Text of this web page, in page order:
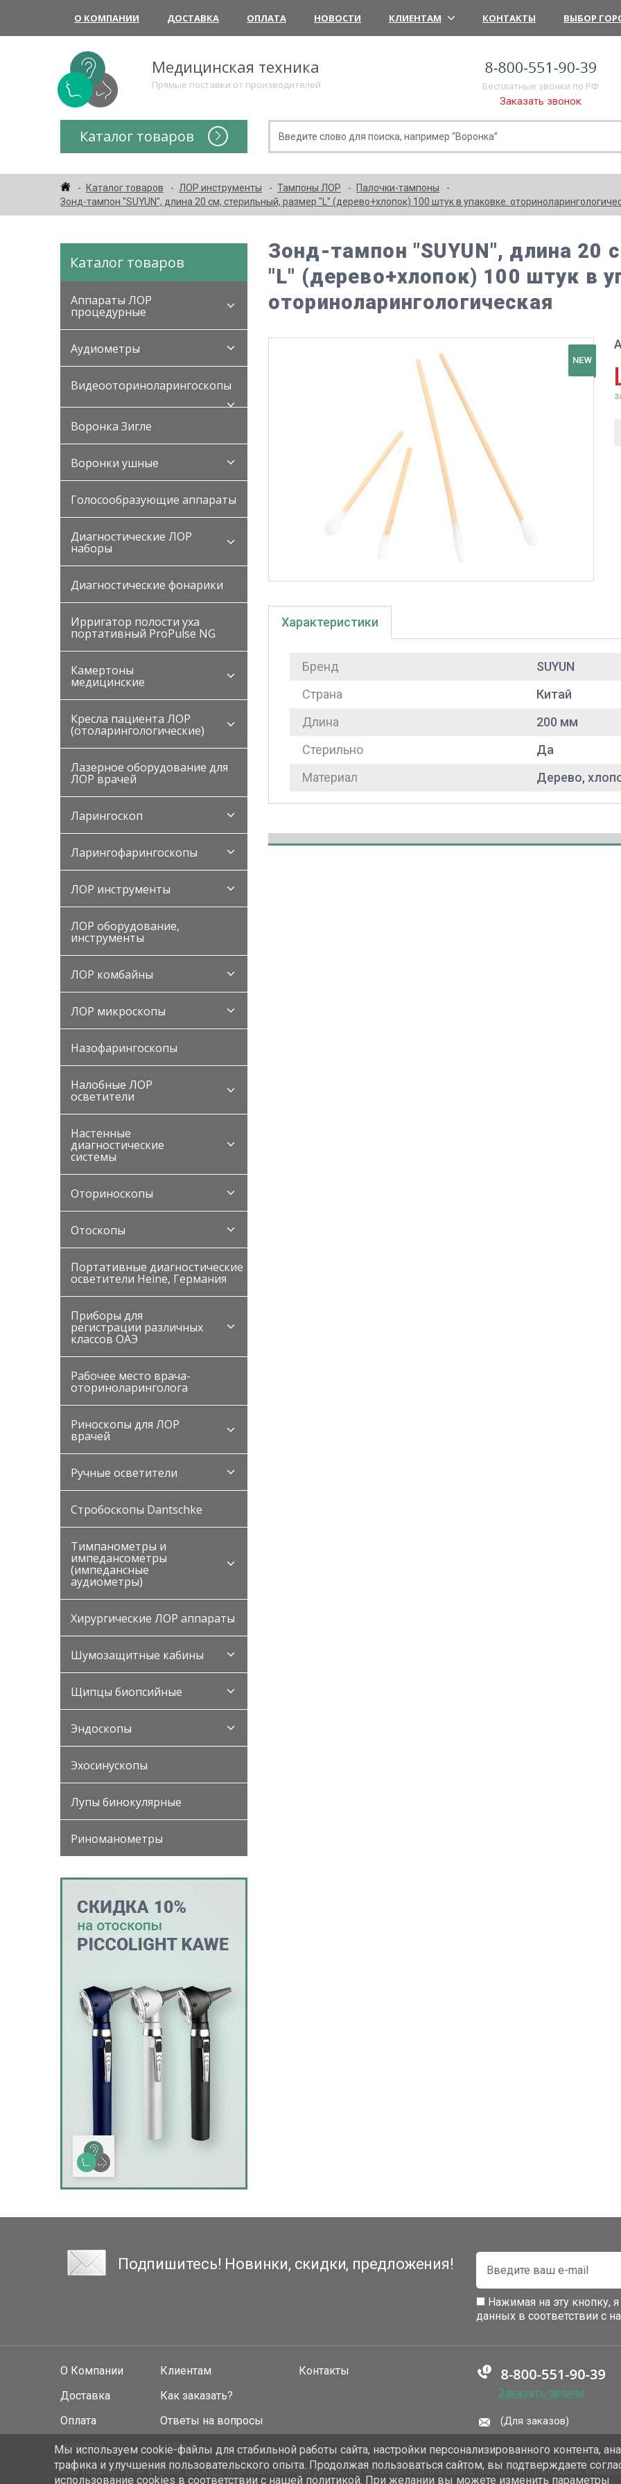
О КОМПАНИИ ДОСТАВКА ОПЛАТА НОВОСТИ КЛИЕНТАМ КОНТАКТЫ ВЫБОР
Медицинская техника
Прямые поставки от производителей
Бесплатные звонки по РФ
Заказать звонок
Каталог товаров
Каталог товаров ЛОР инструменты Тампоны ЛОР
Палочки-тампоны
Зонд-тампон "SUYUN", длина 20 см, стерильный, размер "L" (дерево+хлопок) 100 штук в упаковке.
Каталог товаров
Аппараты ЛОР
процедурные
Аудиометры
Видеооториноларингоскопы
Воронка Зигле
Воронки ушные
Голосообразующие аппараты
Диагностические ЛОР
наборы
Диагностические фонарики
Ирригатор полости уха
портативный ProPulse NG
Камертоны
медицинские
Кресла пациента ЛОР
(отоларингологические)
Лазерное оборудование для
ЛОР врачей
Ларингоскоп
Ларингофарингоскопы
ЛОР инструменты
ЛОР оборудование,
инструменты
ЛОР комбайны
ЛОР микроскопы
Назофарингоскопы
Налобные ЛОР
осветители
Настенные
диагностические
системы
Оториноскопы
Отоскопы
Портативные диагностические
осветители Heine, Германия
Приборы для
регистрации различных
классов ОАЭ
Рабочее место врача-
оториноларинголога
Риноскопы для ЛОР
врачей
Ручные осветители
Стробоскопы Dantschke
Тимпанометры и
импедансометры
(импедансные
аудиометры)
Хирургические ЛОР аппараты
Шумозащитные кабины
Щипцы биопсийные
Эндоскопы
Эхосинускопы
Лупы бинокулярные
Риноманометры
Зонд-тампон "SUYUN", длина 20
"L" (дерево+хлопок) 100 штук в
оториноларингологическая
NEW
Характеристики
Бренд
SUYUN
Страна
Китай
Длина
200 мм
Стерильно
Да
Материал
Дерево,
Подпишитесь! Новинки, скидки, предложения!
Нажимая на эту кнопку,
данных в соответствии с
О Компании
Доставка
Оплата
Новости
Клиентам
Как заказать?
Ответы на вопросы
Статьи
Контакты
Заказать звонок
(Для заказов)
Мы используем файлыcookiesдля повышения удобства использования сайта, настройки рекламы и
Мы используем cookie-файлы для стабильной работы сайта, настройки персонализированного контента,
трафика и улучшения пользовательского опыта. Продолжая пользоваться сайтом, вы подтверждаете
использование cookies в соответствии с нашей политикой. При желании вы можете изменить параметры